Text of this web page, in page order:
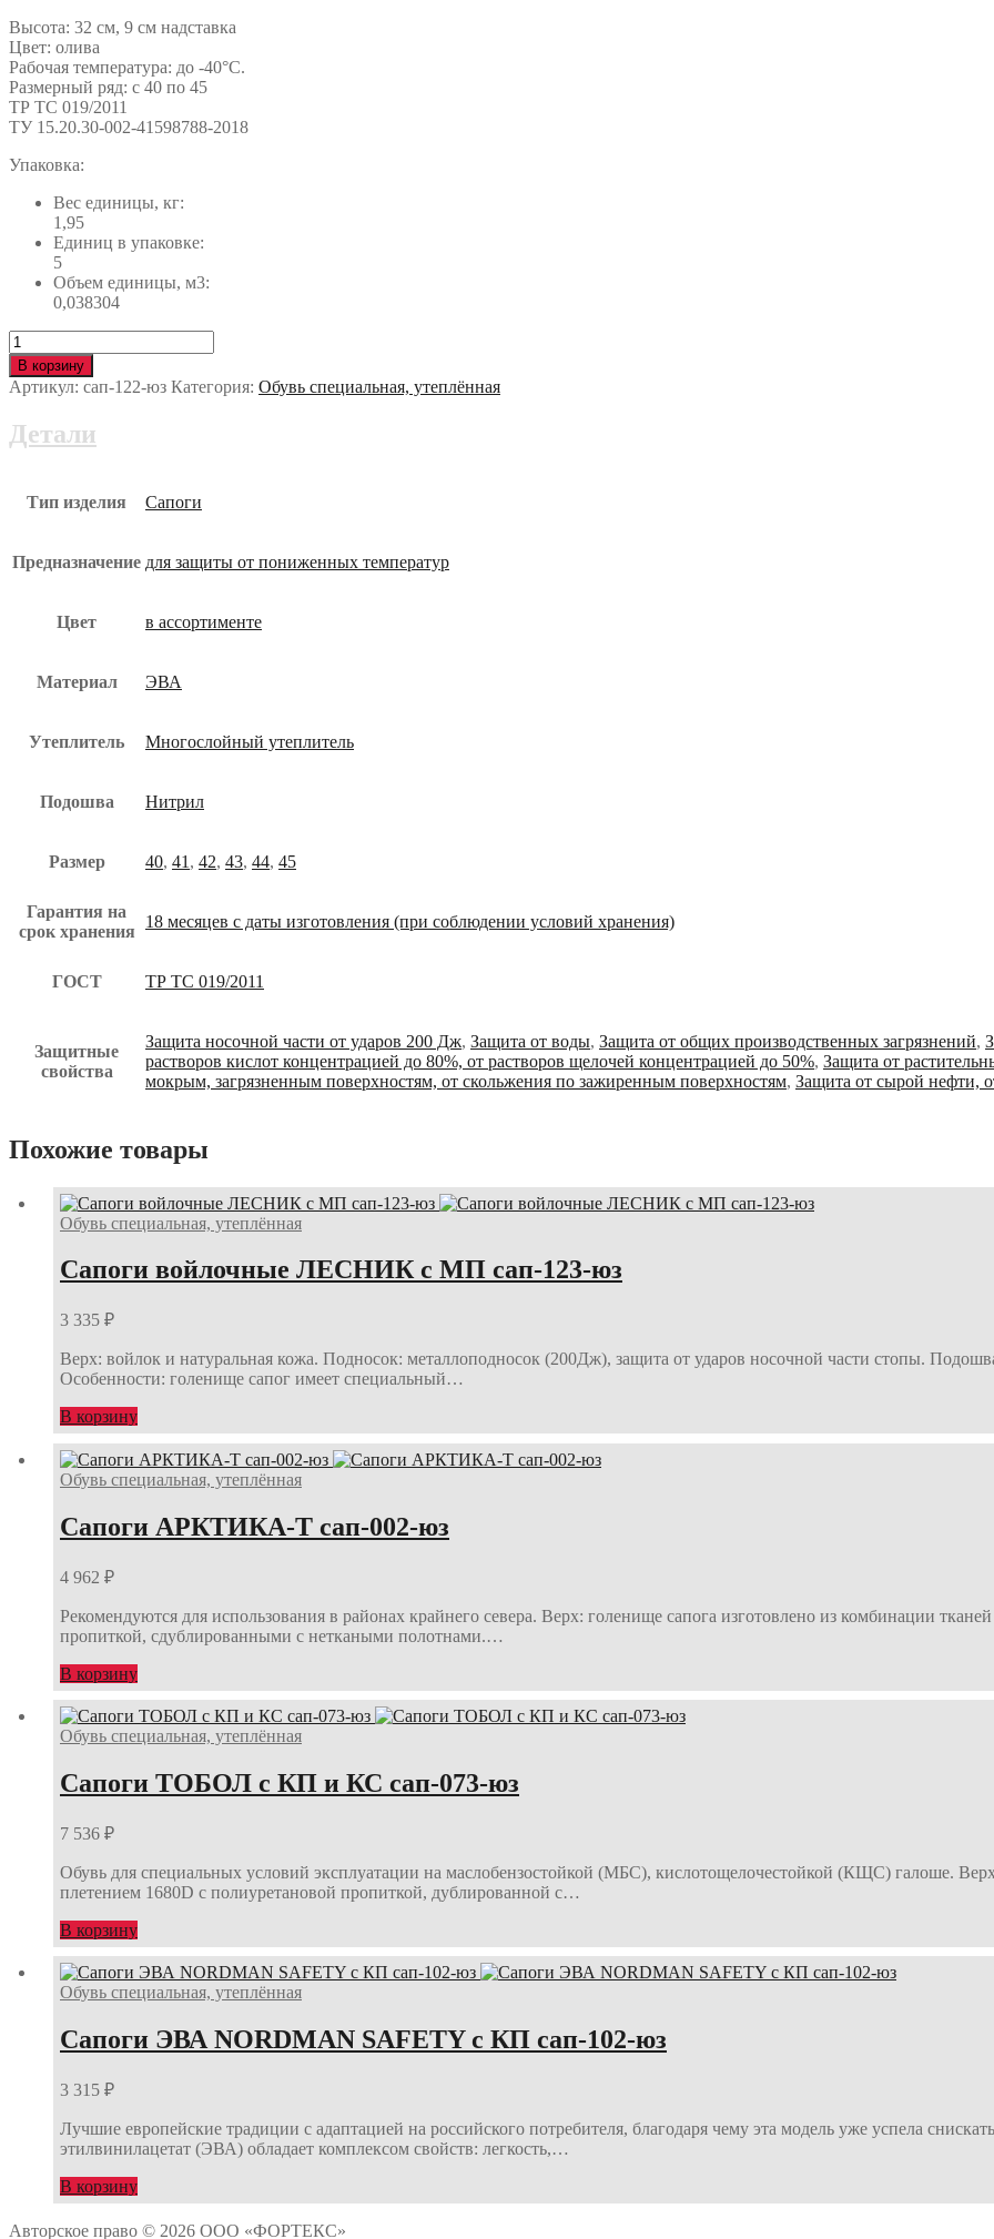
Высота: 32 см, 9 см надставка
Цвет: олива
Рабочая температура: до -40°С.
Размерный ряд: с 40 по 45
ТР ТС 019/2011
ТУ 15.20.30-002-41598788-2018
Упаковка:
Вес единицы, кг:
1,95
Единиц в упаковке:
5
Объем единицы, м3:
0,038304
Количество
Сапоги
ЭВА/
нитрил
Quaddro
КП
В корзину
Артикул: сап-122-юз Категория: Обувь специальная, утеплённая
Детали
Тип изделия Сапоги
Предназначение для защиты от пониженных температур
Цвет в ассортименте
Материал ЭВА
Утеплитель Многослойный утеплитель
Подошва Нитрил
Размер 40, 41 , 42, 43, 44, 45
Гарантия на
срок хранения
18 месяцев с даты изготовления (при соблюдении условий хранения)
ГОСТ ТР ТС 019/2011
Защитные
свойства
Защита носочной части от ударов 200 Дж, Защита от воды, Защита от общих производственных загрязнений,
растворов кислот концентрацией до 80%, от растворов щелочей концентрацией до 50%, Защита от
мокрым, загрязненным поверхностям, от скольжения по зажиренным поверхностям, Защита от сырой нефти,
Похожие товары
Обувь специальная, утеплённая
Сапоги войлочные ЛЕСНИК с МП сап-123-юз
3 335 ₽
Верх: войлок и натуральная кожа. Подносок: металлоподносок (200Дж), защита от ударов носочной части стопы.
Особенности: голенище сапог имеет специальный…
В корзину
Обувь специальная, утеплённая
Сапоги АРКТИКА-Т сап-002-юз
4 962 ₽
Рекомендуются для использования в районах крайнего севера. Верх: голенище сапога изготовлено из комбинации
пропиткой, сдублированными с неткаными полотнами.…
В корзину
Обувь специальная, утеплённая
Сапоги ТОБОЛ с КП и КС сап-073-юз
7 536 ₽
Обувь для специальных условий эксплуатации на маслобензостойкой (МБС), кислотощелочестойкой (КЩС) галоше.
плетением 1680D с полиуретановой пропиткой, дублированной с…
В корзину
Обувь специальная, утеплённая
Сапоги ЭВА NORDMAN SAFETY с КП сап-102-юз
3 315 ₽
Лучшие европейские традиции с адаптацией на российского потребителя, благодаря чему эта модель уже успела
этилвинилацетат (ЭВА) обладает комплексом свойств: легкость,…
В корзину
Авторское право © 2026 ООО «ФОРТЕКС»